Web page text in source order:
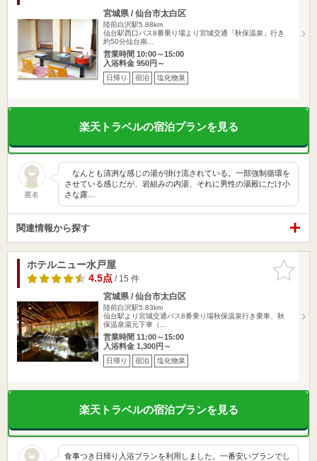
宮城県 / 仙台市太白区
陸前白沢駅5.88km
仙台駅西口バス8番乗り場より宮城交通「秋保温泉」行き
約50分仙台南…
営業時間 10:00～15:00
入浴料金 950円～
日帰り 宿泊 塩化物泉
楽天トラベルの宿泊プランを見る
匿名
なんとも清冽な感じの湯が掛け流されている。一部強制循環を
させている感じだが、岩組みの内湯、それに男性の湯殿にだけ小
さな露…
関連情報から探す
お気に入
りに追加
ホテルニュー水戸屋
4.5点/ 15 件
宮城県 / 仙台市太白区
陸前白沢駅5.83km
仙台駅より宮城交通バス8番乗り場秋保温泉行き乗車、秋
保温泉湯元下車（…
営業時間 11:00～15:00
入浴料金 1,300円～
日帰り 宿泊 塩化物泉
楽天トラベルの宿泊プランを見る
食事つき日帰り入浴プランを利用しました。一番安いプランでし